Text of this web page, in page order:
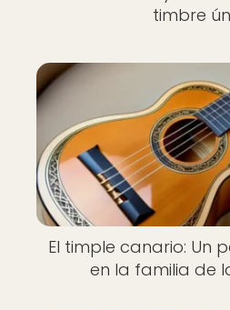
timbre
El timple canario: Un
en la familia de